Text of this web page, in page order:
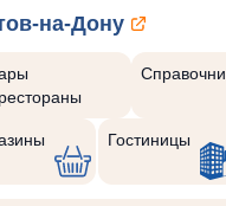
на-Дону
Гостиницы